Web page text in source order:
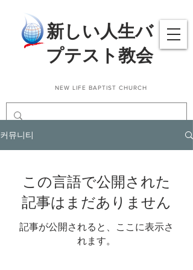
​新しい人生バ
プテスト教会
NEW LIFE BAPTIST CHURCH
커뮤니티
この言語で公開された
記事はまだありません
記事が公開されると、ここに表示さ
れます。